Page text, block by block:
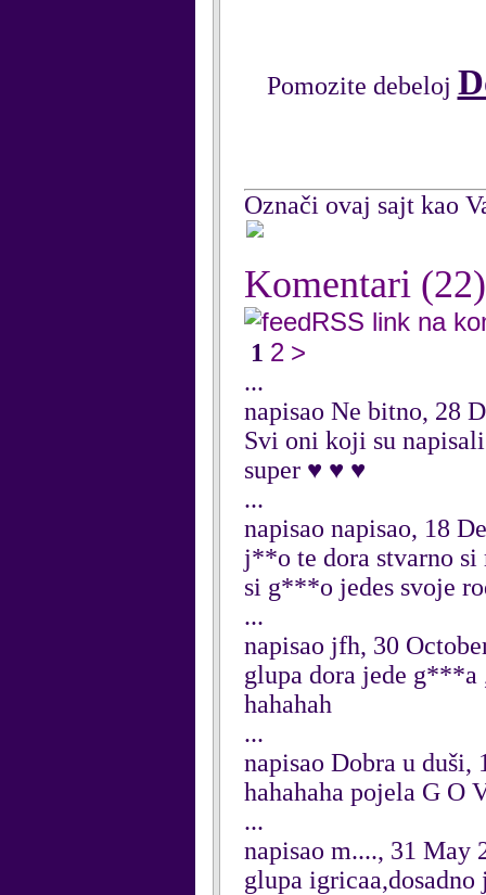
Pomozite debeloj
Označi ovaj sajt kao
Komentari (22)
RSS link na
1 2 >
...
napisao Ne bitno, 28
Svi oni koji su
super ♥ ♥ ♥
...
napisao napisao, 18
j**o te dora stvarno
si g***o jedes svoje
...
napisao jfh, 30
glupa dora jede
hahahah
...
napisao Dobra u duši,
hahahaha pojela G O
...
napisao m...., 31 May
glupa